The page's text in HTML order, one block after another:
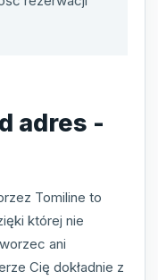
adres -
Tomiline to
której nie
ani
Cię dokładnie z